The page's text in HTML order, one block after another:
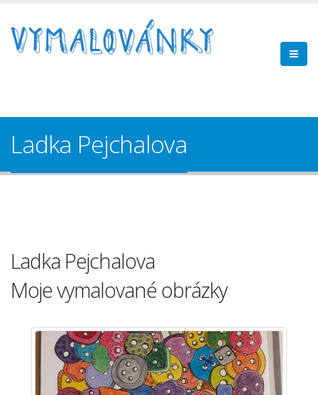
Ladka Pejchalova
Ladka Pejchalova
Moje vymalované obrázky